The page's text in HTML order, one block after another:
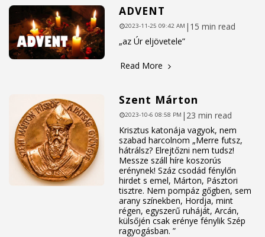
ADVENT
2023-11-25 09:42 AM | 15 min read
„az Úr eljövetele”
Read More
Szent Márton
2023-10-6 08:58 PM | 23 min read
Krisztus katonája vagyok, nem
szabad harcolnom „Merre futsz,
hátrálsz? Elrejtőzni nem tudsz!
Messze száll híre koszorús
erénynek! Száz csodád fénylőn
hirdet s emel, Márton, Pásztori
tisztre. Nem pompáz gőgben, sem
arany színekben, Hordja, mint
régen, egyszerű ruháját, Arcán,
külsőjén csak erénye fénylik Szép
ragyogásban. ”